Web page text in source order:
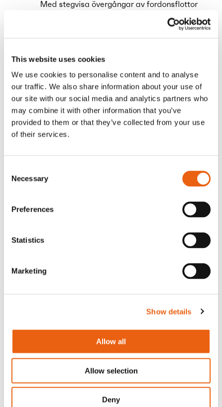
This website uses cookies
We use cookies to personalise content and to analyse
our traffic. We also share information about your use of
our site with our social media and analytics partners who
may combine it with other information that you’ve
provided to them or that they’ve collected from your use
of their services.
Selection
Necessary
Preferences
Statistics
Marketing
Show details
Allow all
Allow selection
Deny
Med stegvisa övergångar av fordonsflottor
förblir de första eldrivna lastbilarna i drift
större volymrabatter som blir tillgängliga
senare under övergången, vilket förbättrar
deras livscykelkostnader.
Vad har förändrats sedan 2025?
Stödjande politiska åtgärder, tydligare
förutsägbara och mindre beroende av
En marknadsförändring: från delad
Årets rapport belyser hur vagnparksinförandet
och laddinfrastrukturens ekonomi blir alltmer
sammankopplade. I takt med att utbyggnaden
av eHDV driver på ett högre utnyttjande av
deras växande laddningsvolymer.
Som framgår av både de nederländska och
tyska användarfallen accelererar
vagnparkernas införande så snart TCO blir